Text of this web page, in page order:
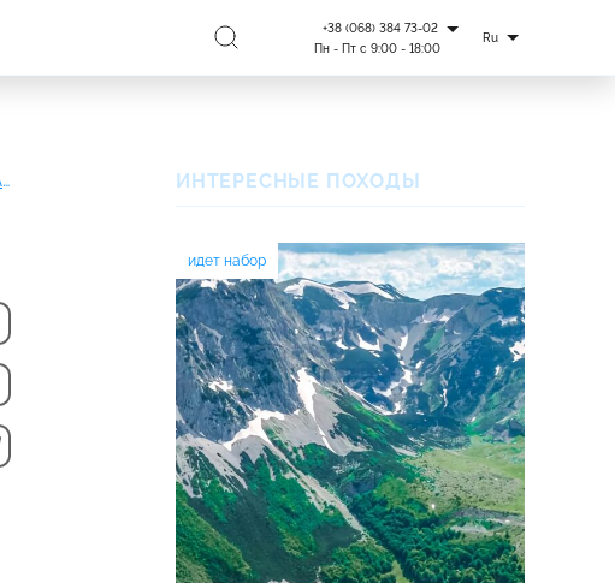
+38 (068) 384 73-02
Пн - Пт с 9:00 - 18:00
Ru
ПОХОД ПО ФАНСКИМ ГОРАМ + БУХАРА И САМАРКАНД ИНТЕРЕСНЫЕ ПОХОДЫ
идет набор